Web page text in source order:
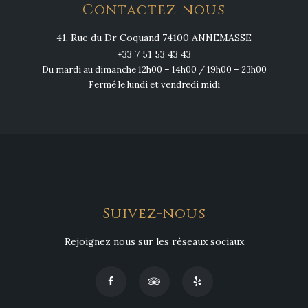
Contactez-nous
41, Rue du Dr Coquand 74100 ANNEMASSE
+33 7 51 53 43 43
Du mardi au dimanche 12h00 – 14h00 / 19h00 – 23h00
Fermé le lundi et vendredi midi
Suivez-nous
Rejoignez nous sur les réseaux sociaux